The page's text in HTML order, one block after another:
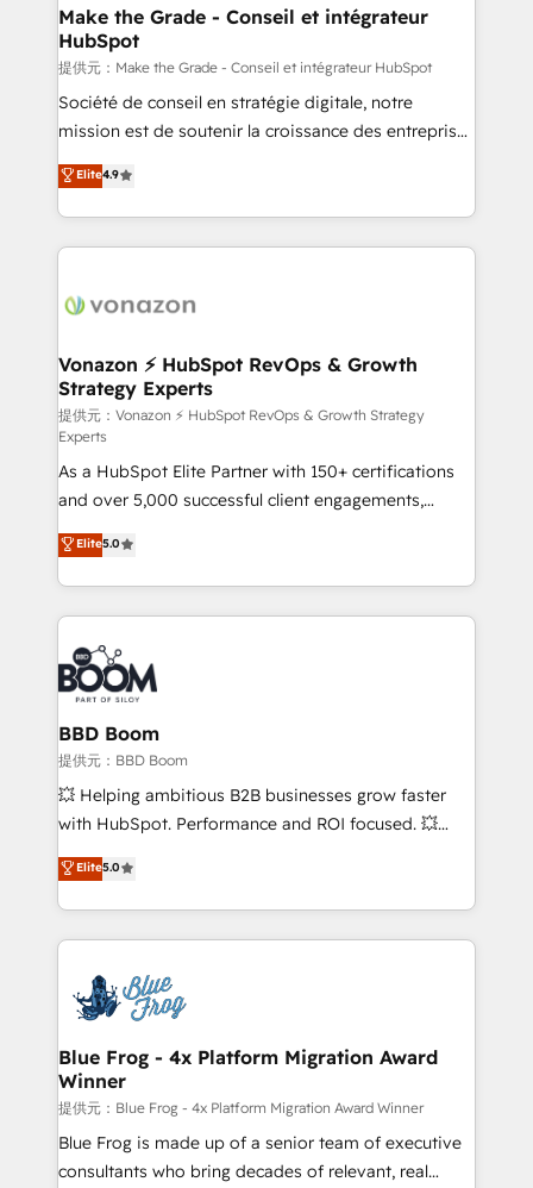
strategies that deliver impactful results. Our mission
is to empower you to unlock HubSpot’s full potential
—faster. Through expert training, unmatched
responsiveness, and ongoing support, we equip
your team to adopt new systems with confidence
customer engagement.
Make the Grade - Conseil et intégrateur
HubSpot
提供元：Make the Grade - Conseil et intégrateur HubSpot
Société de conseil en stratégie digitale, notre
mission est de soutenir la croissance des entreprises
B2B à travers l’acquisition de nouveaux clients,
l'intégration CRM et le développement des revenus
auprès de vos comptes existants. En France et à
l'international, nous travaillons avec des ETI
delà d’une simple transformation digitale et des
➤ L’intégration de CRM et de méthodologie RevOps
pour aligner les équipes marketing, commerciales et
support client (data migration, synchronisation API,
audit et maintenance) ➤ La création de sites internet
de conversion qui transforment les visiteurs en
opportunités d'affaires ➤ La mise en place de
stratégies d'acquisition marketing (SEO, SEA,
inbound, automatisation marketing, ABM, IA,
emailing) Informations clés : - 10 ans d'expérience -
100+ intégrations CRM HubSpot réussies - 40
experts conseil - 150 certifications HubSpot
cumulées
Elite4.9
Vonazon ⚡ HubSpot RevOps & Growth
Strategy Experts
提供元：Vonazon ⚡ HubSpot RevOps & Growth Strategy
Experts
As a HubSpot Elite Partner with 150+ certifications
and over 5,000 successful client engagements,
Vonazon turns marketing complexity into
measurable, scalable growth. From onboarding to
enterprise-grade campaigns, our in-house team
builds scalable strategies that drive long-term
revenue. ⚙️ HubSpot Integration & Optimization •
Seamless CRM, CMS, and automation setup •
Complex platform migrations and data cleanups •
Custom APIs and third-party integrations 📈 End-to-
End Revenue Acceleration • Lifecycle marketing and
pipeline growth programs • Sales enablement tools
and CRM optimization • Retention strategies with
Execution • 750+ onboardings and 2,000+
implementations • Deep expertise across marketing,
Elite5.0
BBD Boom
提供元：BBD Boom
💥 Helping ambitious B2B businesses grow faster
with HubSpot. Performance and ROI focused. 💥
BBD Boom is the HubSpot partner that can help you
to HubSpot Better. We work with your teams to
solve all your HubSpot challenges and improve user
adoption, sales process and marketing results.
the first time 🔧 Designing and optimising your
HubSpot set-up for better results 🌐 Website design
and build using HubSpot 🔌 Integrating HubSpot
with other systems 🎓 Training your teams to be
HubSpot pros 📊 Lead generation services using
HubSpot Why us? - SIX HubSpot Accreditations -
awarded by HubSpot after a rigorous process for
Elite5.0
Blue Frog - 4x Platform Migration Award
Winner
提供元：Blue Frog - 4x Platform Migration Award Winner
Blue Frog is made up of a senior team of executive
consultants who bring decades of relevant, real